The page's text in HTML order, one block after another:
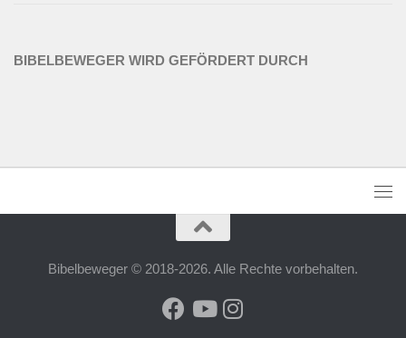
BIBELBEWEGER WIRD GEFÖRDERT DURCH
Bibelbeweger © 2018-2026. Alle Rechte vorbehalten.